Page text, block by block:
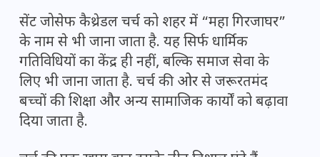
सेंट जोसेफ कैथ्रेडल चर्च को शहर में “महा गिरजाघर”
के नाम से भी जाना जाता है. यह सिर्फ धार्मिक
गतिविधियों का केंद्र ही नहीं, बल्कि समाज सेवा के
लिए भी जाना जाता है. चर्च की ओर से जरूरतमंद
बच्चों की शिक्षा और अन्य सामाजिक कार्यों को बढ़ावा
दिया जाता है.